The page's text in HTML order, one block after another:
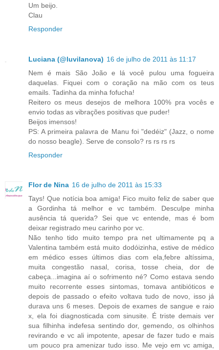
Um beijo.
Clau
Responder
Luciana (@luvilanova) 16 de julho de 2011 às 11:17
Nem é mais São João e lá você pulou uma fogueira
daquelas. Fiquei com o coração na mão com os teus
emails. Tadinha da minha fofucha!
Reitero os meus desejos de melhora 100% pra vocês e
envio todas as vibrações positivas que puder!
Beijos imensos!
PS: A primeira palavra de Manu foi "dedéiz" (Jazz, o nome
do nosso beagle). Serve de consolo? rs rs rs rs
Responder
Flor de Nina 16 de julho de 2011 às 15:33
Tays! Que notícia boa amiga! Fico muito feliz de saber que
a Gordinha tá melhor e vc também. Desculpe minha
ausência tá querida? Sei que vc entende, mas é bom
deixar registrado meu carinho por vc.
Não tenho tido muito tempo pra net ultimamente pq a
Valentina também está muito dodóizinha, estive de médico
em médico esses últimos dias com ela,febre altíssima,
muita congestão nasal, corisa, tosse cheia, dor de
cabeça...imagina aí o sofrimento né? Como estava sendo
muito recorrente esses sintomas, tomava antibióticos e
depois de passado o efeito voltava tudo de novo, isso já
durava uns 6 meses. Depois de exames de sangue e raio
x, ela foi diagnosticada com sinusite. É triste demais ver
sua filhinha indefesa sentindo dor, gemendo, os olhinhos
revirando e vc ali impotente, apesar de fazer tudo e mais
um pouco pra amenizar tudo isso. Me vejo em vc amiga,